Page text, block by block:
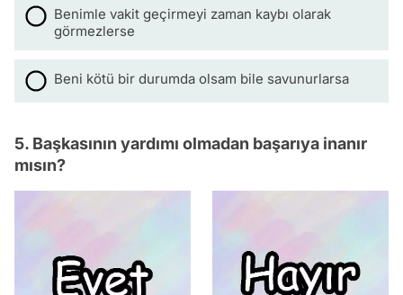
Benimle vakit geçirmeyi zaman kaybı olarak
görmezlerse
Beni kötü bir durumda olsam bile savunurlarsa
5. Başkasının yardımı olmadan başarıya inanır
mısın?